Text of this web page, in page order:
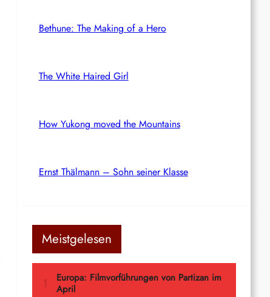
Bethune: The Making of a Hero
The White Haired Girl
How Yukong moved the Mountains
Ernst Thälmann – Sohn seiner Klasse
Meistgelesen